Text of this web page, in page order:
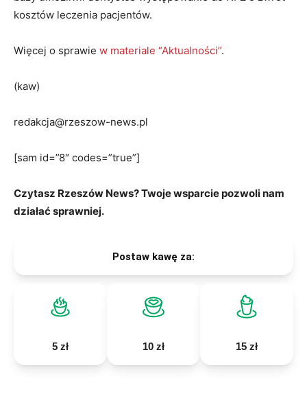
kosztów leczenia pacjentów.
Więcej o sprawie w materiale “Aktualności”.
(kaw)
redakcja@rzeszow-news.pl
[sam id=”8″ codes=”true”]
Czytasz Rzeszów News? Twoje wsparcie pozwoli nam
działać sprawniej.
Postaw kawę za:
5 zł 10 zł 15 zł